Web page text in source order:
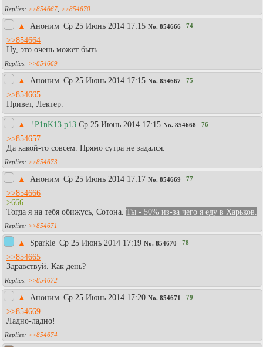
>>854667 >>854670
▲ Аноним Ср 25 Июнь 2014 17:15 No. 854666 74
>>854664
Ну, это очень может быть.
>>854669
▲ Аноним Ср 25 Июнь 2014 17:15 No. 854667 75
>>854665
Привет, Лектер.
▲ !P1nK13 p13 Ср 25 Июнь 2014 17:15 No. 854668 76
>>854657
Да какой-то совсем. Прямо сутра не задался.
>>854673
▲ Аноним Ср 25 Июнь 2014 17:17 No. 854669 77
>>854666
>666
Тогда я на тебя обижусь, Сотона. Ты - 50% из-за чего я еду в Харьков.
>>854671
▲ Sparkle Ср 25 Июнь 2014 17:19 No. 854670 78
>>854665
Здравствуй. Как день?
>>854672
▲ Аноним Ср 25 Июнь 2014 17:20 No. 854671 79
>>854669
Ладно-ладно!
>>854674